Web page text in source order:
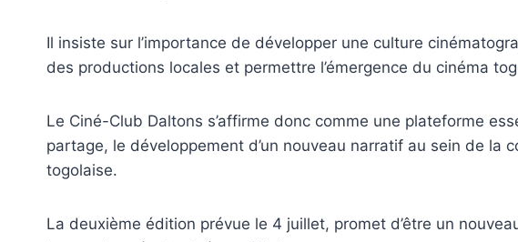
Il insiste sur l’importance de développer une culture
des productions locales et permettre l’émergence du cinéma
Le Ciné-Club Daltons s’affirme donc comme une plateforme
partage, le développement d’un nouveau narratif au sein de la
togolaise.
La deuxième édition prévue le 4 juillet, promet d’être un